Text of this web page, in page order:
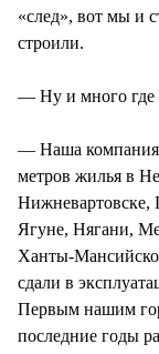
«след», вот мы и
строили.
— Ну и много где
— Наша компания
метров жилья в
Нижневартовске,
Ягуне, Нягани,
Ханты-
сдали в
Первым нашим
последние годы